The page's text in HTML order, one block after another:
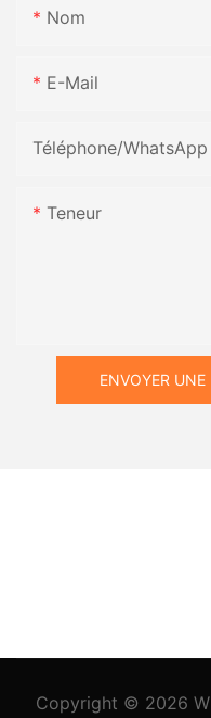
Nom
E-Mail
Téléphone/WhatsApp
Teneur
ENVOYER
Copyright © 2026